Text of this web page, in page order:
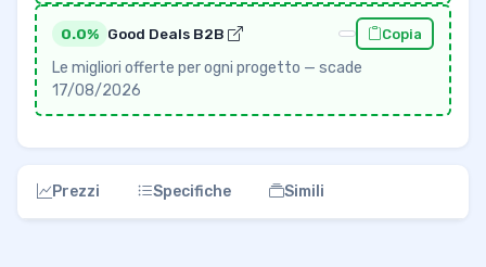
0.0% Good Deals B2B Copia
Le migliori offerte per ogni progetto — scade
17/08/2026
Prezzi Specifiche Simili